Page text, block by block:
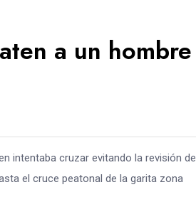
a un hombre
intentaba cruzar evitando la revisión de
el cruce peatonal de la garita zona